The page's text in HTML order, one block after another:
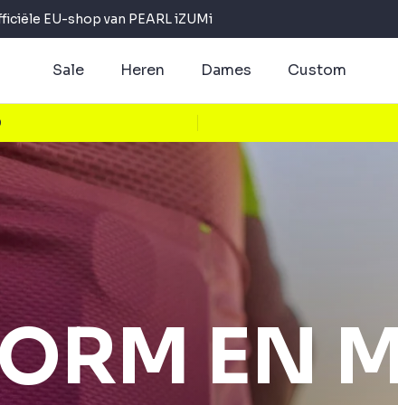
EU-shop van PEARL iZUMi
Sale Heren Dames Custom
EN